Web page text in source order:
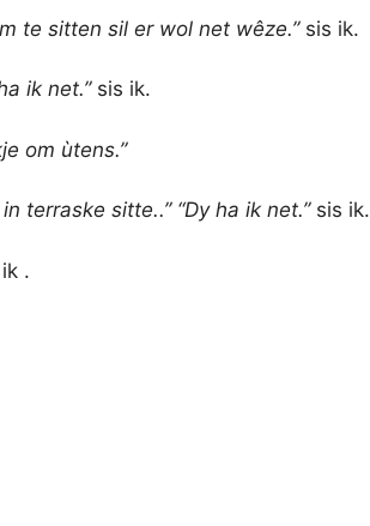
te sitten sil er wol net wêze.”sis ik.
ik net.”sis ik.
om ùtens.”
terraske sitte..” “Dy ha ik net.”sis ik.
.